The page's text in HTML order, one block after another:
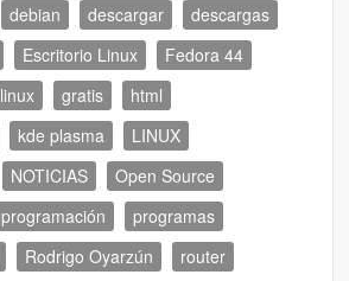
debian descargar
descargas
Escritorio Linux
Fedora 44
gratis
html
kde plasma
LINUX
NOTICIAS
Open Source
programación
programas
Rodrigo Oyarzún router